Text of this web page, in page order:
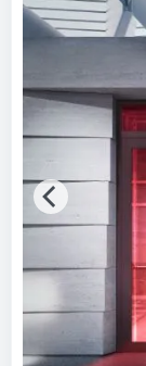
Produktkategorie
Profilkonstruktionen
Profilsysteme für
Alle